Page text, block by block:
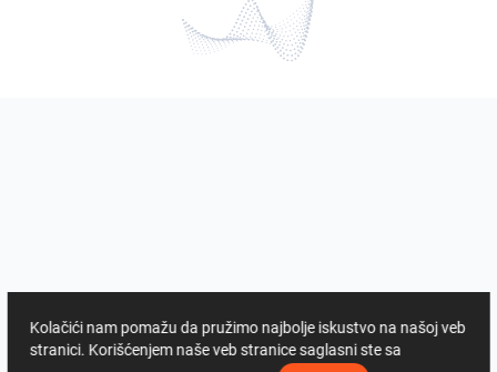
Kolačići nam pomažu da pružimo najbolje iskustvo na našoj veb
stranici. Korišćenjem naše veb stranice saglasni ste sa